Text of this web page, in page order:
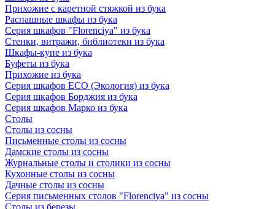
Прихожие с каретной стяжкой из бука
Распашные шкафы из бука
Серия шкафов "Florenciya" из бука
Стенки, витражи, библиотеки из бука
Шкафы-купе из бука
Буфеты из бука
Прихожие из бука
Серия шкафов ECO (Экология) из бука
Серия шкафов Борджия из бука
Серия шкафов Марко из бука
Столы
Столы из сосны
Письменные столы из сосны
Дамские столы из сосны
Журнальные столы и столики из сосны
Кухонные столы из сосны
Дачные столы из сосны
Серия письменных столов "Florenciya" из сосны
Столы из березы